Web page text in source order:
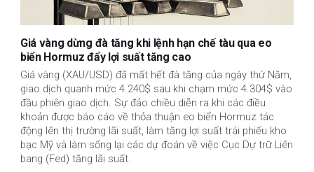
Giá vàng dừng đà tăng khi lệnh hạn chế tàu qua eo
biển Hormuz đẩy lợi suất tăng cao
Giá vàng (XAU/USD) đã mất hết đà tăng của ngày thứ Năm,
giao dịch quanh mức 4.240$ sau khi chạm mức 4.304$ vào
đầu phiên giao dịch. Sự đảo chiều diễn ra khi các điều
khoản được báo cáo về thỏa thuận eo biển Hormuz tác
động lên thị trường lãi suất, làm tăng lợi suất trái phiếu kho
bạc Mỹ và làm sống lại các dự đoán về việc Cục Dự trữ Liên
bang (Fed) tăng lãi suất.